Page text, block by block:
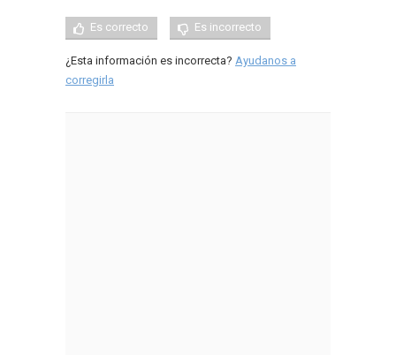
Es correcto Es incorrecto
¿Esta información es incorrecta? Ayudanos a
corregirla